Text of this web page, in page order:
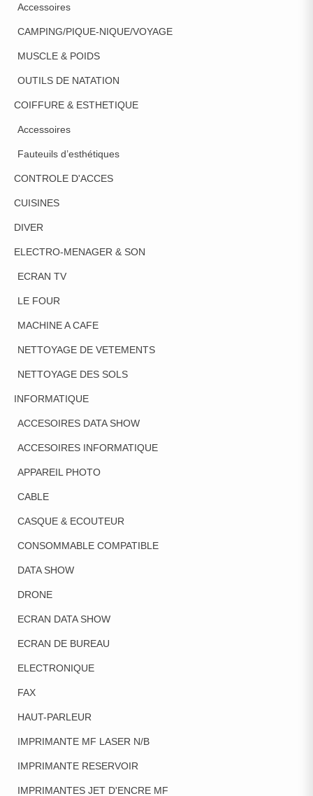
Accessoires
CAMPING/PIQUE-NIQUE/VOYAGE
MUSCLE & POIDS
OUTILS DE NATATION
COIFFURE & ESTHETIQUE
Accessoires
Fauteuils d’esthétiques
CONTROLE D'ACCES
CUISINES
DIVER
ELECTRO-MENAGER & SON
ECRAN TV
LE FOUR
MACHINE A CAFE
NETTOYAGE DE VETEMENTS
NETTOYAGE DES SOLS
INFORMATIQUE
ACCESOIRES DATA SHOW
ACCESOIRES INFORMATIQUE
APPAREIL PHOTO
CABLE
CASQUE & ECOUTEUR
CONSOMMABLE COMPATIBLE
DATA SHOW
DRONE
ECRAN DATA SHOW
ECRAN DE BUREAU
ELECTRONIQUE
FAX
HAUT-PARLEUR
IMPRIMANTE MF LASER N/B
IMPRIMANTE RESERVOIR
IMPRIMANTES JET D'ENCRE MF